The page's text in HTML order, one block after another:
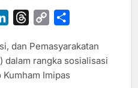
LinkedInThreads
Copy
dan Pemasyarakatan
dalam rangka sosialisasi
Imipas